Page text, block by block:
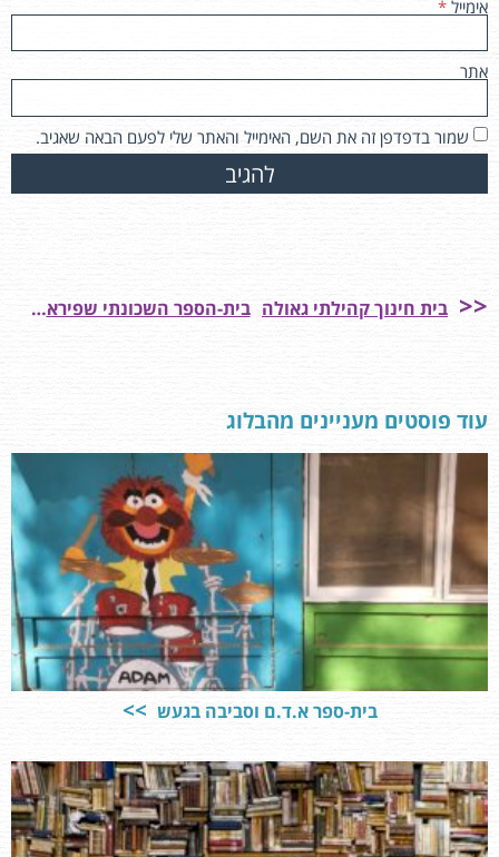
אימייל *
אתר
שמור בדפדפן זה את השם, האימייל והאתר שלי לפעם הבאה שאגיב.
בית חינוך קהילתי גאולה בית-הספר השכונתי שפירא
עוד פוסטים מעניינים מהבלוג
בית-ספר א.ד.ם וסביבה בגעש